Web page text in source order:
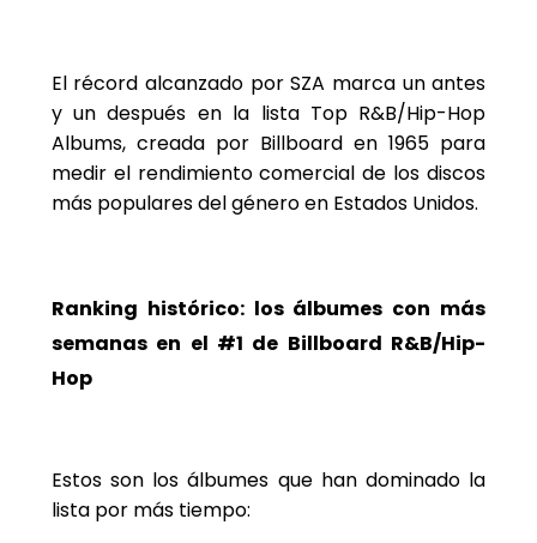
El récord alcanzado por SZA marca un antes
y un después en la lista Top R&B/Hip-Hop
Albums, creada por Billboard en 1965 para
medir el rendimiento comercial de los discos
más populares del género en Estados Unidos.
Ranking histórico: los álbumes con más
semanas en el #1 de Billboard R&B/Hip-
Hop
Estos son los álbumes que han dominado la
lista por más tiempo: